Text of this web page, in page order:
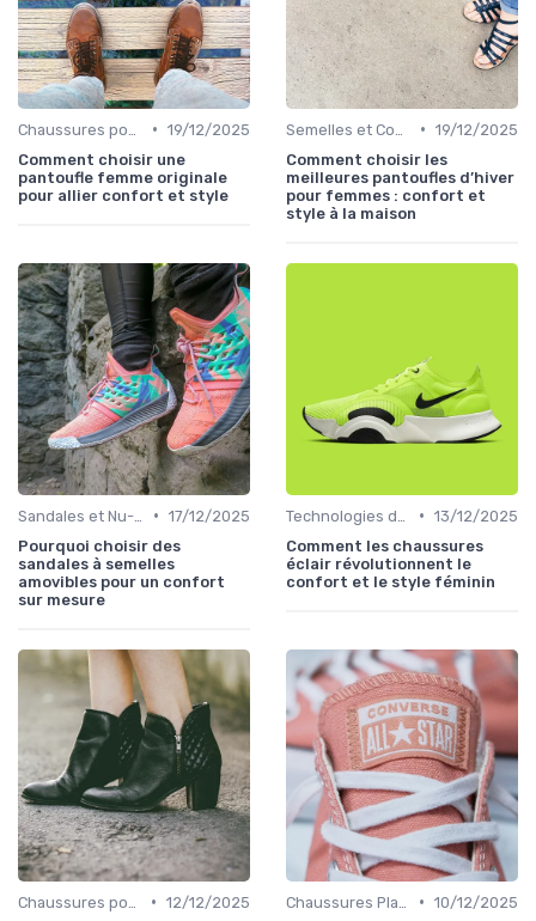
• 19/12/2025
Comment choisir une
pantoufle femme originale
pour allier confort et style
• 19/12/2025
Comment choisir les
meilleures pantoufles d’hiver
pour femmes : confort et
style à la maison
• 17/12/2025
Pourquoi choisir des
sandales à semelles
amovibles pour un confort
sur mesure
• 13/12/2025
Comment les chaussures
éclair révolutionnent le
confort et le style féminin
• 12/12/2025
• 10/12/2025